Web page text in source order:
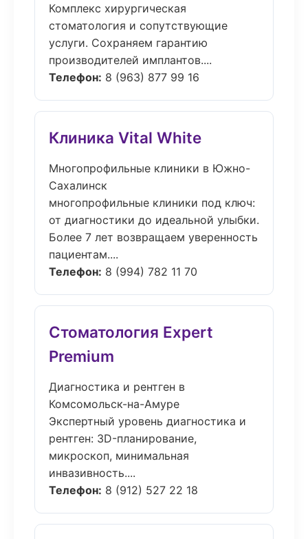
Комплекс хирургическая
стоматология и сопутствующие
услуги. Сохраняем гарантию
производителей имплантов....
Телефон: 8 (963) 877 99 16
Клиника Vital White
Многопрофильные клиники в Южно-
Сахалинск
многопрофильные клиники под ключ:
от диагностики до идеальной улыбки.
Более 7 лет возвращаем уверенность
пациентам....
Телефон: 8 (994) 782 11 70
Стоматология Expert
Premium
Диагностика и рентген в
Комсомольск-на-Амуре
Экспертный уровень диагностика и
рентген: 3D-планирование,
микроскоп, минимальная
инвазивность....
Телефон: 8 (912) 527 22 18